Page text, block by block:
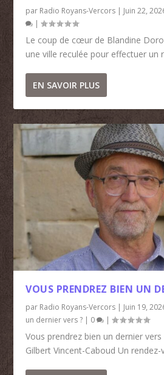
par Radio Royans-Vercors | Juin 22,
|
Le coup de cœur de Blandine
une ville reculée pour effectuer un
EN SAVOIR PLUS
VOUS PRENDREZ BIEN UN
par Radio Royans-Vercors | Juin 19,
un dernier vers ? | 0 |
Vous prendrez bien un dernier
Gilbert Vincent-Caboud Un rendez-